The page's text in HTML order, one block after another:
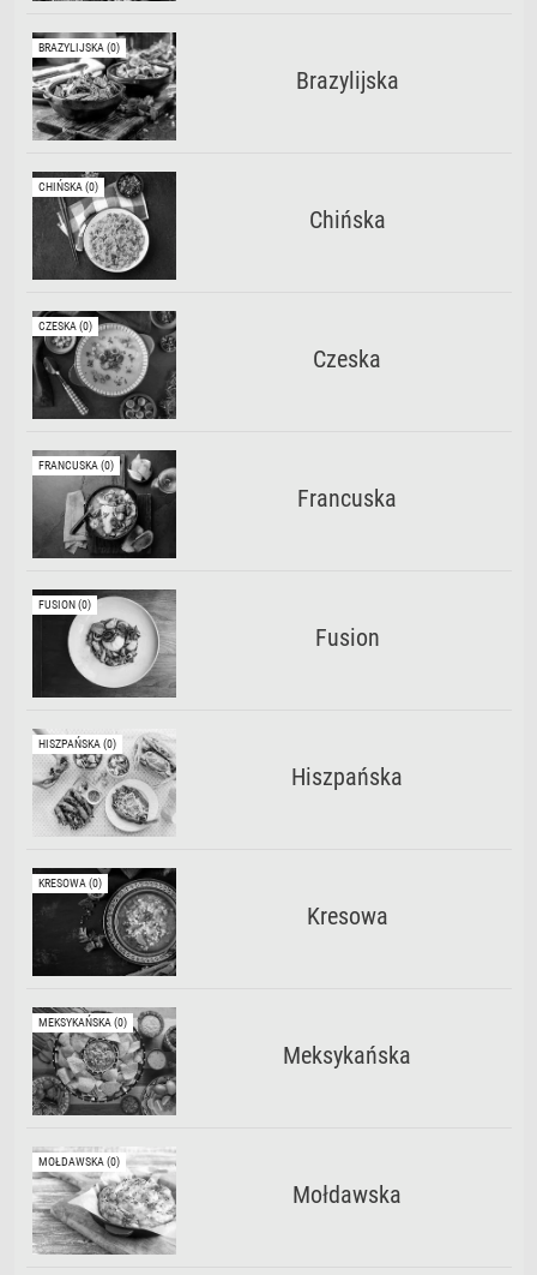
BRAZYLIJSKA (0)
Brazylijska
CHIŃSKA (0)
Chińska
CZESKA (0)
Czeska
FRANCUSKA (0)
Francuska
FUSION (0)
Fusion
HISZPAŃSKA (0)
Hiszpańska
KRESOWA (0)
Kresowa
MEKSYKAŃSKA (0)
Meksykańska
MOŁDAWSKA (0)
Mołdawska